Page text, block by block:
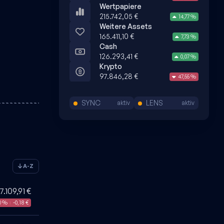
Wertpapiere
215.742,05 €
14,77 %
Weitere Assets
165.411,10 €
7,73 %
Cash
126.293,41 €
0,07 %
Krypto
97.846,28 €
47,55 %
SYNC aktiv LENS aktiv
A-Z
€
% | -0,18 €